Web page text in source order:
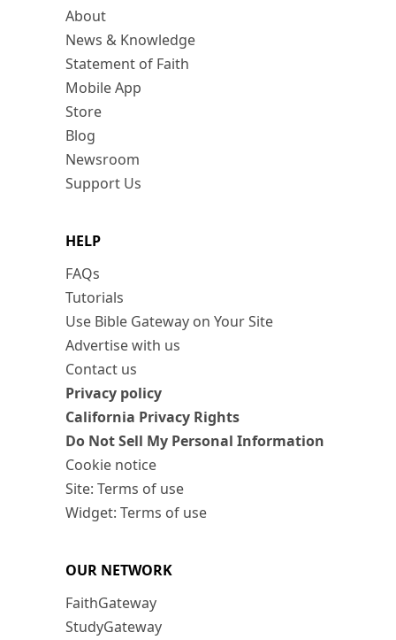
About
News & Knowledge
Statement of Faith
Mobile App
Store
Blog
Newsroom
Support Us
HELP
FAQs
Tutorials
Use Bible Gateway on Your Site
Advertise with us
Contact us
Privacy policy
California Privacy Rights
Do Not Sell My Personal Information
Cookie notice
Site: Terms of use
Widget: Terms of use
OUR NETWORK
FaithGateway
StudyGateway